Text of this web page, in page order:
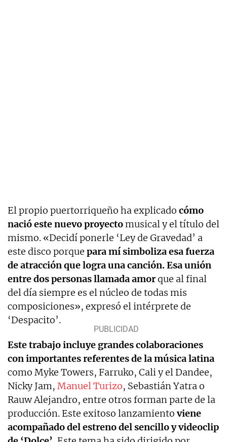
El propio puertorriqueño ha explicado cómo
nació este nuevo proyectomusical y el título del
mismo. «Decidí ponerle ‘Ley de Gravedad’ a
este disco porque para mí simboliza esa fuerza
de atracción que logra una canción. Esa unión
entre dos personas llamada amorque al final
del día siempre es el núcleo de todas mis
composiciones», expresó el intérprete de
‘Despacito’.
Este trabajo incluye grandes colaboraciones
con importantes referentes de la música latina
como Myke Towers, Farruko, Cali y el Dandee,
Nicky Jam, Manuel Turizo, Sebastián Yatra o
Rauw Alejandro, entre otros forman parte de la
producción. Este exitoso lanzamientoviene
acompañado del estreno del sencillo y videoclip